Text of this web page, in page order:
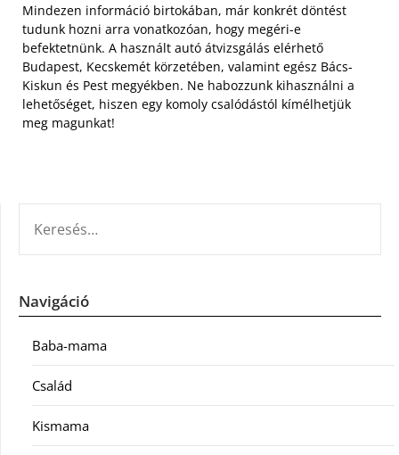
Mindezen információ birtokában, már konkrét döntést
tudunk hozni arra vonatkozóan, hogy megéri-e
befektetnünk. A használt autó átvizsgálás elérhető
Budapest, Kecskemét körzetében, valamint egész Bács-
Kiskun és Pest megyékben. Ne habozzunk kihasználni a
lehetőséget, hiszen egy komoly csalódástól kímélhetjük
meg magunkat!
Navigáció
Baba-mama
Család
Kismama